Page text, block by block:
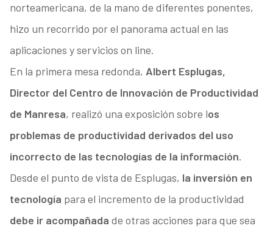
norteamericana, de la mano de diferentes ponentes,
hizo un recorrido por el panorama actual en las
aplicaciones y servicios on line.
En la primera mesa redonda, Albert Esplugas,
Director del Centro de Innovación de Productividad
de Manresa, realizó una exposición sobre los
problemas de productividad derivados del uso
incorrecto de las tecnologías de la información.
Desde el punto de vista de Esplugas, la inversión en
tecnología para el incremento de la productividad
debe ir acompañada de otras acciones para que sea